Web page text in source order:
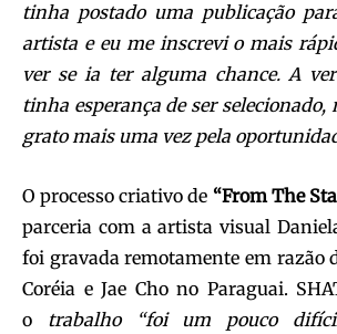
tinha postado uma publicação
artista e eu me inscrevi o mais
ver se ia ter alguma chance. A
tinha esperança de ser selecionado,
grato mais uma vez pela
O processo criativo de “From The
parceria com a artista visual
foi gravada remotamente em razão
Coréia e Jae Cho no Paraguai.
o trabalho “foi um pouco